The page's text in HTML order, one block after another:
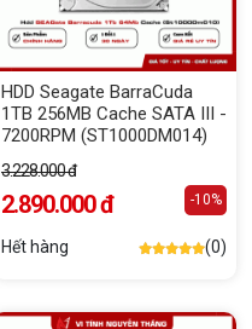
HDD Seagate BarraCuda
1TB 256MB Cache SATA III -
7200RPM (ST1000DM014)
3.228.000 đ
2.890.000 đ -10%
Hết hàng (0)